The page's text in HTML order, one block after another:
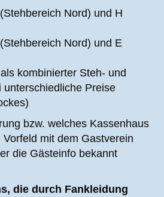
Nord) und H
Nord) und E
kombinierter Steh- und
unterschiedliche Preise
bzw. welches Kassenhaus
mit dem Gastverein
die Gästeinfo bekannt
die durch Fankleidung